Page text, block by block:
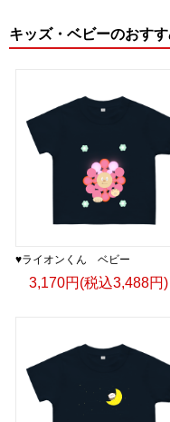
キッズ・ベビーのおす
♥ライオンくん ベビー
3,170円(税込3,488円)